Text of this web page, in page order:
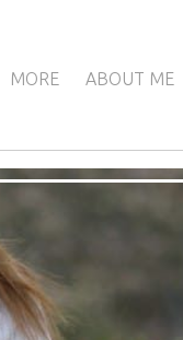
MORE ABOUT ME